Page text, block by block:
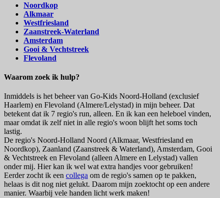
Noordkop
Alkmaar
Westfriesland
Zaanstreek-Waterland
Amsterdam
Gooi & Vechtstreek
Flevoland
Waarom zoek ik hulp?
Inmiddels is het beheer van Go-Kids Noord-Holland (exclusief
Haarlem) en Flevoland (Almere/Lelystad) in mijn beheer. Dat
betekent dat ik 7 regio's run, alleen. En ik kan een heleboel vinden,
maar omdat ik zelf niet in alle regio's woon blijft het soms toch
lastig.
De regio's Noord-Holland Noord (Alkmaar, Westfriesland en
Noordkop), Zaanland (Zaanstreek & Waterland), Amsterdam, Gooi
& Vechtstreek en Flevoland (alleen Almere en Lelystad) vallen
onder mij. Hier kan ik wel wat extra handjes voor gebruiken!
Eerder zocht ik een collega om de regio's samen op te pakken,
helaas is dit nog niet gelukt. Daarom mijn zoektocht op een andere
manier. Waarbij vele handen licht werk maken!